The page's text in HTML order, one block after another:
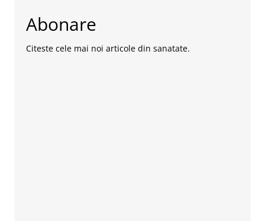
Abonare
Citeste cele mai noi articole din sanatate.